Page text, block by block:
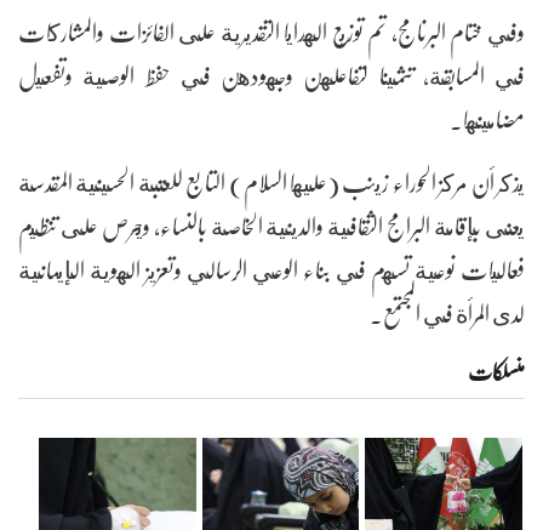
وفي ختام البرنامج، تم توزيع الهدايا التقديرية على الفائزات والمشاركات
في المسابقة، تثمينا لتفاعلهن وجهودهن في حفظ الوصية وتفعيل
مضامينها.
يذكر أن مركز الحوراء زينب (عليها السلام) التابع للعتبة الحسينية المقدسة
يعنى بإقامة البرامج الثقافية والدينية الخاصة بالنساء، ويحرص على تنظيم
فعاليات نوعية تسهم في بناء الوعي الرسالي وتعزيز الهوية الإيمانية
لدى المرأة في المجتمع.
منسلکات